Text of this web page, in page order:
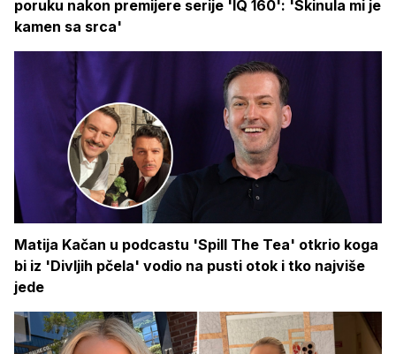
poruku nakon premijere serije 'IQ 160': 'Skinula mi je
kamen sa srca'
Matija Kačan u podcastu 'Spill The Tea' otkrio koga
bi iz 'Divljih pčela' vodio na pusti otok i tko najviše
jede